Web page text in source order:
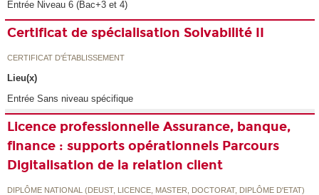
Entrée Niveau 6 (Bac+3 et 4)
Certificat de spécialisation Solvabilité II
CERTIFICAT D'ÉTABLISSEMENT
Lieu(x)
Entrée Sans niveau spécifique
Licence professionnelle Assurance, banque,
finance : supports opérationnels Parcours
Digitalisation de la relation client
DIPLÔME NATIONAL (DEUST, LICENCE, MASTER, DOCTORAT, DIPLÔME D'ETAT)